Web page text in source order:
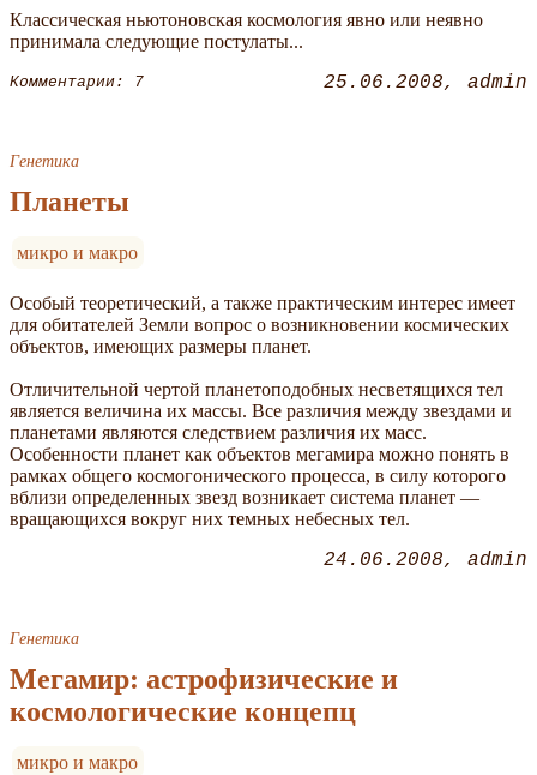
Классическая ньютоновская космология явно или неявно
принимала следующие постулаты...
Комментарии: 7 25.06.2008 admin
Генетика
Планеты
микро и макро
Особый теоретический, а также практическим интерес имеет
для обитателей Земли вопрос о возникновении космических
объектов, имеющих размеры планет.
Отличительной чертой планетоподобных несветящихся тел
является величина их массы. Все различия между звездами и
планетами являются следствием различия их масс.
Особенности планет как объектов мегамира можно понять в
рамках общего космогонического процесса, в силу которого
вблизи определенных звезд возникает система планет —
вращающихся вокруг них темных небесных тел.
24.06.2008 admin
Генетика
Мегамир: астрофизические и
космологические концепц
микро и макро